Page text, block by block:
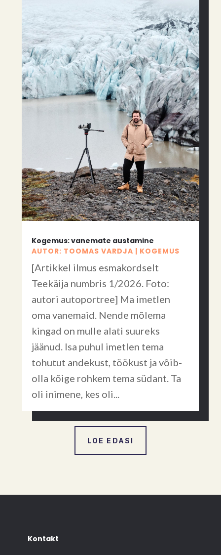
Kogemus: vanemate austamine
AUTOR: TOOMAS VARDJA | KOGEMUS
[Artikkel ilmus esmakordselt
Teekäija numbris 1/2026. Foto:
autori autoportree] Ma imetlen
oma vanemaid. Nende mõlema
kingad on mulle alati suureks
jäänud. Isa puhul imetlen tema
tohutut andekust, töökust ja võib-
olla kõige rohkem tema südant. Ta
oli inimene, kes oli...
LOE EDASI
Kontakt